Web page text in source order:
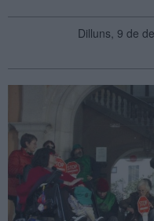
Dilluns, 9 de